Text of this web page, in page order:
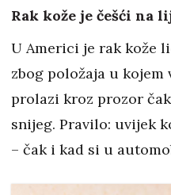
Rak kože je češći na
U Americi je rak kože
zbog položaja u kojem
prolazi kroz prozor
snijeg. Pravilo: uvijek
– čak i kad si u